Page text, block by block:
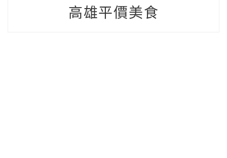
高雄平價美食